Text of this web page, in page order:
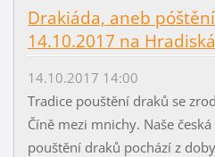
Drakiáda, aneb
14.10.2017 na
14.10.2017 14:00
Tradice pouštění draků se
Číně mezi mnichy. Naše
pouštění draků pochází z